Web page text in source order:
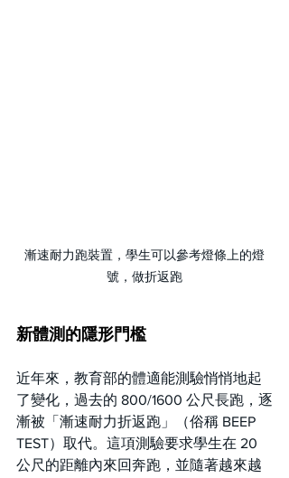
漸速耐力跑裝置，學生可以參考燈條上的燈
號，做折返跑
新體測的隱形門檻
近年來，教育部的體適能測驗悄悄地起
了變化，過去的 800/1600 公尺長跑，逐
漸被「漸速耐力折返跑」（俗稱 BEEP
TEST）取代。這項測驗要求學生在 20
公尺的距離內來回奔跑，並隨著越來越